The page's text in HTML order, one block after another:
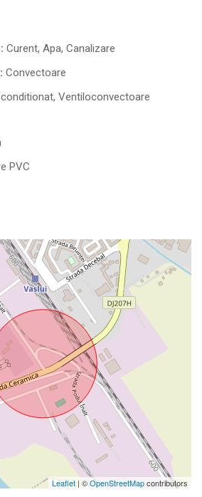
Curent, Apa, Canalizare
Convectoare
Ventiloconvectoare
PVC
Leaflet | ©OpenStreetMapcontributors